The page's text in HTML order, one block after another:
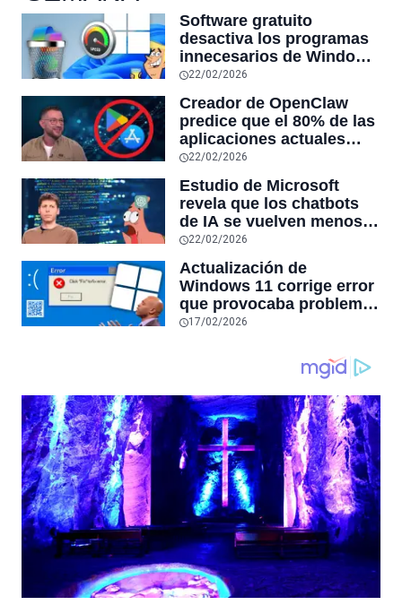
Software gratuito
desactiva los programas
innecesarios de Windows
11 y optimiza el PC,
reduciendo el uso de la
RAM y mucho más
22/02/2026
Creador de OpenClaw
predice que el 80% de las
aplicaciones actuales
desaparecerán en el
futuro: “Solo sobrevivirán
las aplicaciones con
sensores únicos o
conexiones especiales a
hardware
22/02/2026
Estudio de Microsoft
revela que los chatbots
de IA se vuelven menos
confiables mientras más
tiempo hablas con ellos:
la falta de confiabilidad
sube un 112%
22/02/2026
Actualización de
Windows 11 corrige error
que provocaba problemas
al jugar en PC: los
producían desde 2023
17/02/2026